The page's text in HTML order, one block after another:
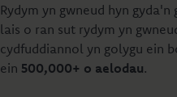
Rydym yn gwneud hyn
lais o ran sut rydym yn
cydfuddiannol yn golygu ein
ein 500,000+ o aelodau.